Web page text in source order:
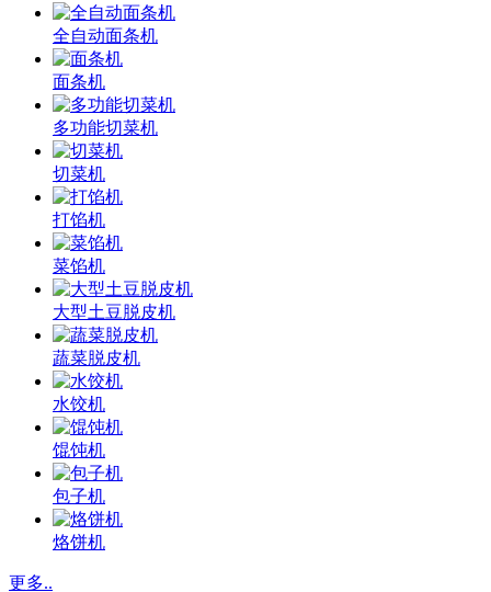
全自动面条机
面条机
多功能切菜机
切菜机
打馅机
菜馅机
大型土豆脱皮机
蔬菜脱皮机
水饺机
馄饨机
包子机
烙饼机
更多..